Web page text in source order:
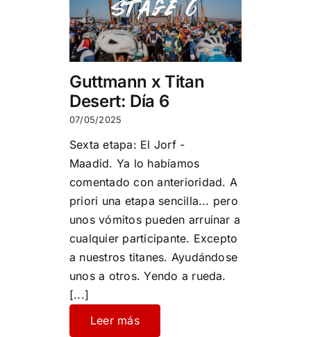
Guttmann x Titan
Desert: Día 6
07/05/2025
Sexta etapa: El Jorf -
Maadid. Ya lo habíamos
comentado con anterioridad. A
priori una etapa sencilla... pero
unos vómitos pueden arruinar a
cualquier participante. Excepto
a nuestros titanes. Ayudándose
unos a otros. Yendo a rueda.
[...]
Leer más